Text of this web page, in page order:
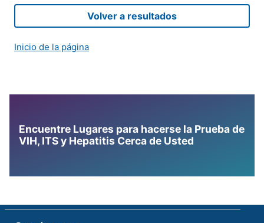
Volver a resultados
Inicio de la página
Encuentre Lugares para hacerse la Prueba de
VIH, ITS y Hepatitis Cerca de Usted